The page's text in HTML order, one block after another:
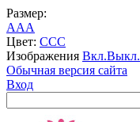
Размер:
AAA
Цвет: CCC
Изображения Вкл.Выкл.
Обычная версия сайта
Вход